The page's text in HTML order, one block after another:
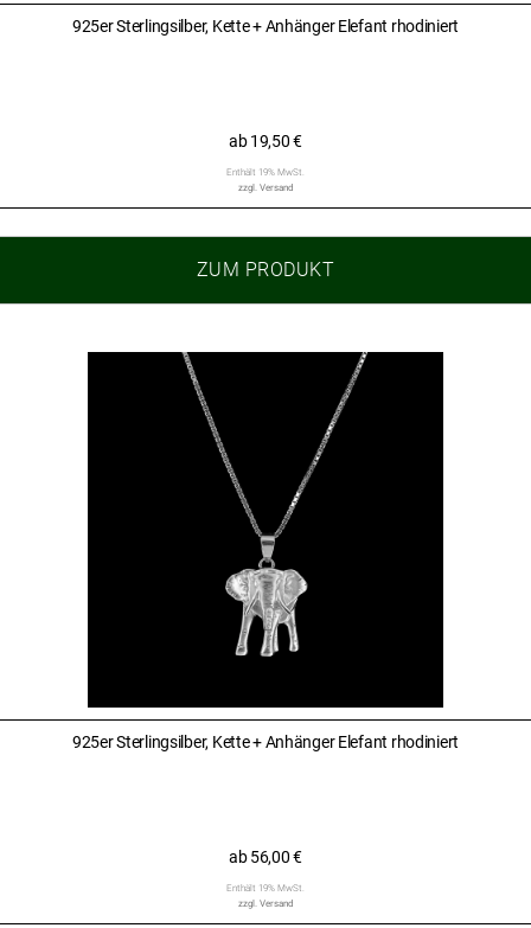
925er Sterlingsilber, Kette + Anhänger Elefant rhodiniert
ab19,50€
Enthält 19% MwSt.
zzgl. Versand
ZUM PRODUKT
925er Sterlingsilber, Kette + Anhänger Elefant rhodiniert
ab56,00€
Enthält 19% MwSt.
zzgl. Versand